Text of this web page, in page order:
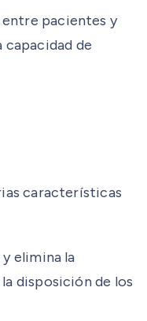
pacientes y
capacidad de
características
elimina la
disposición de los